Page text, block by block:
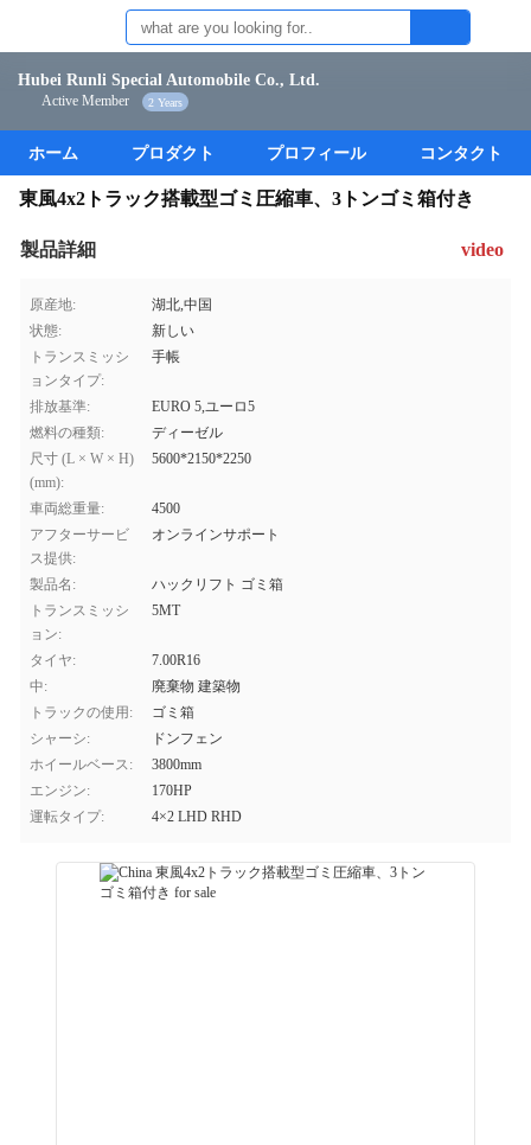
Hubei Runli Special Automobile Co., Ltd.
Active Member 2 Years
ホーム プロダクト プロフィール コンタクト
東風4x2トラック搭載型ゴミ圧縮車、3トンゴミ箱付き
製品詳細 video
原産地:
湖北,中国
状態:
新しい
トランスミッシ
ョンタイプ:
手帳
排放基準:
EURO 5,ユーロ5
燃料の種類:
ディーゼル
尺寸 (L × W × H)
(mm):
5600*2150*2250
車両総重量:
4500
アフターサービ
ス提供:
オンラインサポート
製品名:
ハックリフト ゴミ箱
トランスミッシ
ョン:
5MT
タイヤ:
7.00R16
中:
廃棄物 建築物
トラックの使用:
ゴミ箱
シャーシ:
ドンフェン
ホイールベース:
3800mm
エンジン:
170HP
運転タイプ:
4×2 LHD RHD